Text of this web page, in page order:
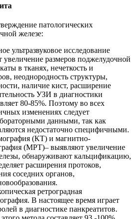
патологических
железе:
ультразвуковое исследование
размеров поджелудочной
в тканях, нечеткость и
неоднородность структуры,
наличие кист, расширение
УЗИ в диагностики
80-85%. Поэтому во всех
изменениях следует
данными, так как
недостаточно специфичными.
(КТ) и магнитно-
(МРТ)– выявляют увеличение
обнаруживают кальцификацию,
расширения протоков,
соседних органов,
ретроградная
В настоящее время играет
в диагностике панкреатитов.